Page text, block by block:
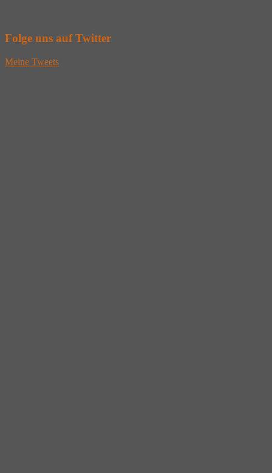
Folge uns auf Twitter
Meine Tweets